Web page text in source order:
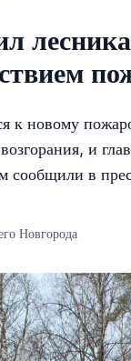
к новому
и
в
Новгорода